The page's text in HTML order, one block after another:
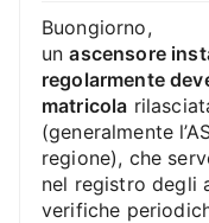
Buongiorno,
unascensore
regolarmente
matricola
(generalmente
regione), che
nel registro degli
verifiche